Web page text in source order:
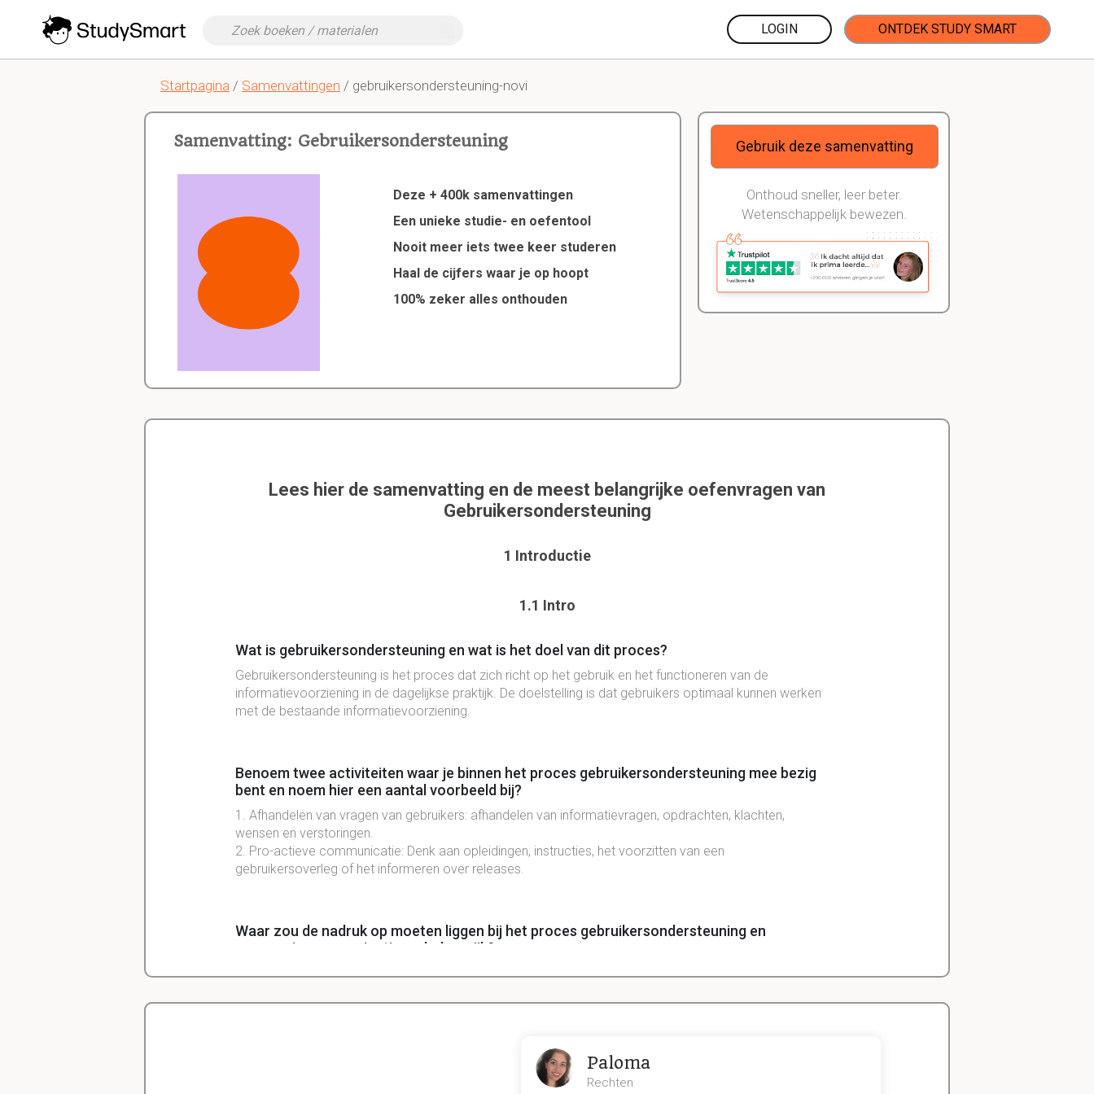
LOGIN ONTDEK STUDY SMART
Startpagina / Samenvattingen / gebruikersondersteuning-novi
Samenvatting: Gebruikersondersteuning
Deze + 400k samenvattingen
Een unieke studie- en oefentool
Nooit meer iets twee keer studeren
Haal de cijfers waar je op hoopt
100% zeker alles onthouden
Gebruik deze samenvatting
Onthoud sneller, leer beter.
Wetenschappelijk bewezen.
Lees hier de samenvatting en de meest belangrijke oefenvragen van
Gebruikersondersteuning
1 Introductie
1.1 Intro
Wat is gebruikersondersteuning en wat is het doel van dit proces?
Gebruikersondersteuning is het proces dat zich richt op het gebruik en het functioneren van de
informatievoorziening in de dagelijkse praktijk. De doelstelling is dat gebruikers optimaal kunnen werken
met de bestaande informatievoorziening.
Benoem twee activiteiten waar je binnen het proces gebruikersondersteuning mee bezig
bent en noem hier een aantal voorbeeld bij?
1. Afhandelen van vragen van gebruikers: afhandelen van informatievragen, opdrachten, klachten,
wensen en verstoringen.
2. Pro-actieve communicatie: Denk aan opleidingen, instructies, het voorzitten van een
gebruikersoverleg of het informeren over releases.
Waar zou de nadruk op moeten liggen bij het proces gebruikersondersteuning en
waarom is communicatie zo belangrijk?
In veel frameworks die betrekking hebben op Incidentenbeheer ligt de nadruk op hetafhandelen van
communicatie om incidenten te voorkomen.
1.2 ASL in een notendop
Paloma
Rechten